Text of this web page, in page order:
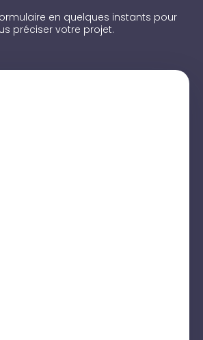
en quelques instants pour
préciser votre projet.